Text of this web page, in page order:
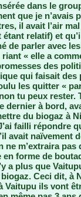
dans le
que je
il avait l’air
étant relatif) et
de parler avec
« elle a
des
qui faisait
les quitter «
tu peux rester.
dernier à bord,
du biogaz à
failli répondre
avait naïvement
ne m’extraira
en forme de
a plus que
Ceci dit, à
Vaitupu ils vont